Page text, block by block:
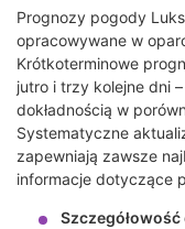
Prognozy pogody
opracowywane w
Krótkoterminowe
jutro i trzy kolejne dni
dokładnością w
Systematyczne
zapewniają zawsze
informacje dotyczące